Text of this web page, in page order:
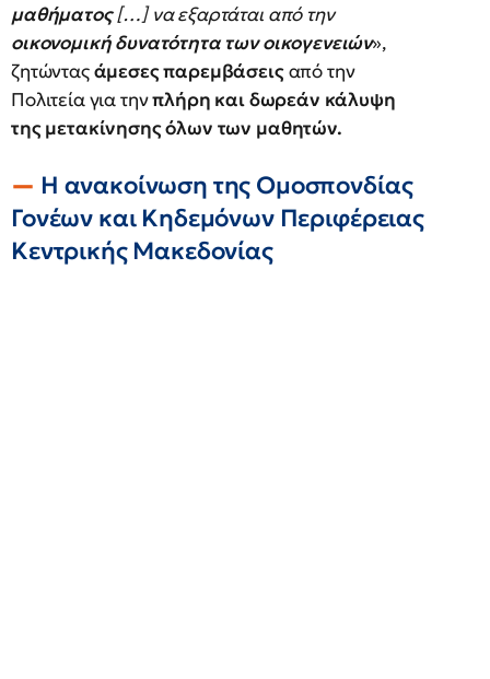
μαθήματος[…] να εξαρτάται από την
οικονομική δυνατότητα των οικογενειών»,
ζητώνταςάμεσες παρεμβάσειςαπό την
Πολιτεία για τηνπλήρη και δωρεάν κάλυψη
της μετακίνησης όλων των μαθητών.
Η ανακοίνωση της Ομοσπονδίας
Γονέων και Κηδεμόνων Περιφέρειας
Κεντρικής Μακεδονίας